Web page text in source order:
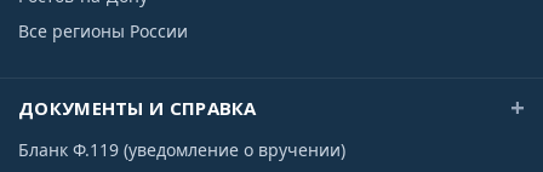
Все регионы России
ДОКУМЕНТЫ И СПРАВКА
Бланк Ф.119 (уведомление о вручении)